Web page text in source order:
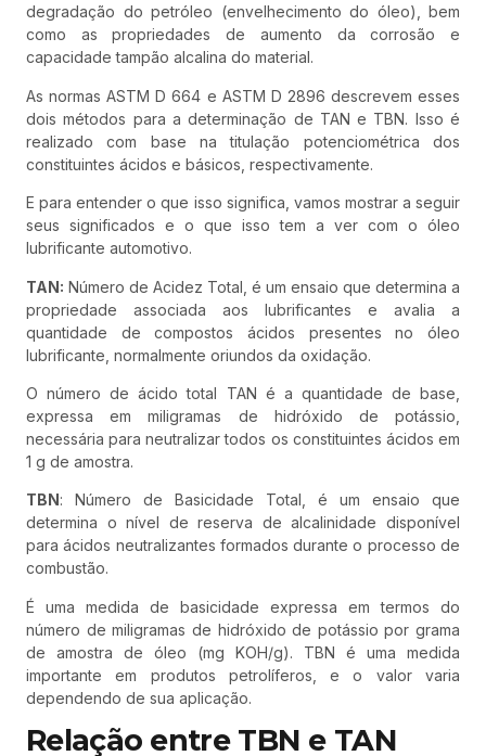
degradação do petróleo (envelhecimento do óleo), bem
como as propriedades de aumento da corrosão e
capacidade tampão alcalina do material.
As normas ASTM D 664 e ASTM D 2896 descrevem esses
dois métodos para a determinação de TAN e TBN. Isso é
realizado com base na titulação potenciométrica dos
constituintes ácidos e básicos, respectivamente.
E para entender o que isso significa, vamos mostrar a seguir
seus significados e o que isso tem a ver com o óleo
lubrificante automotivo.
TAN: Número de Acidez Total, é um ensaio que determina a
propriedade associada aos lubrificantes e avalia a
quantidade de compostos ácidos presentes no óleo
lubrificante, normalmente oriundos da oxidação.
O número de ácido total TAN é a quantidade de base,
expressa em miligramas de hidróxido de potássio,
necessária para neutralizar todos os constituintes ácidos em
1 g de amostra.
TBN: Número de Basicidade Total, é um ensaio que
determina o nível de reserva de alcalinidade disponível
para ácidos neutralizantes formados durante o processo de
combustão.
É uma medida de basicidade expressa em termos do
número de miligramas de hidróxido de potássio por grama
de amostra de óleo (mg KOH/g). TBN é uma medida
importante em produtos petrolíferos, e o valor varia
dependendo de sua aplicação.
Relação entre TBN e TAN